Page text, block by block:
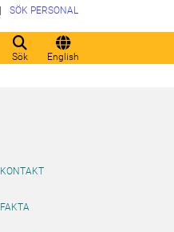
Sök English
SÖK PERSONAL
KONTAKT
FAKTA